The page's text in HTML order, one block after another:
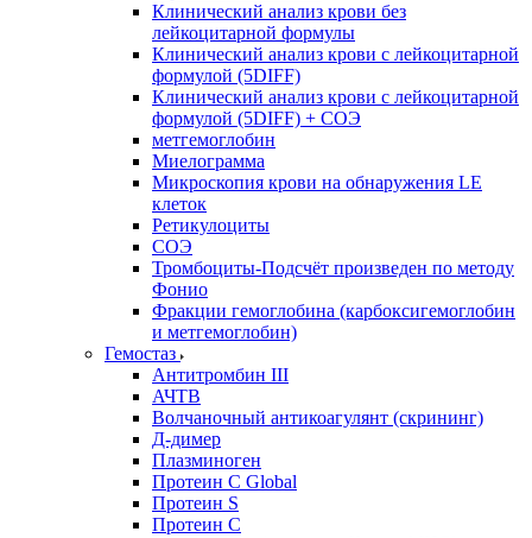
Клинический анализ крови без
лейкоцитарной формулы
Клинический анализ крови с лейкоцитарной
формулой (5DIFF)
Клинический анализ крови с лейкоцитарной
формулой (5DIFF) + СОЭ
метгемоглобин
Миелограмма
Микроскопия крови на обнаружения LE
клеток
Ретикулоциты
СОЭ
Тромбоциты-Подсчёт произведен по методу
Фонио
Фракции гемоглобина (карбоксигемоглобин
и метгемоглобин)
Гемостаз
Антитромбин III
АЧТВ
Волчаночный антикоагулянт (скрининг)
Д-димер
Плазминоген
Протеин C Global
Протеин S
Протеин С